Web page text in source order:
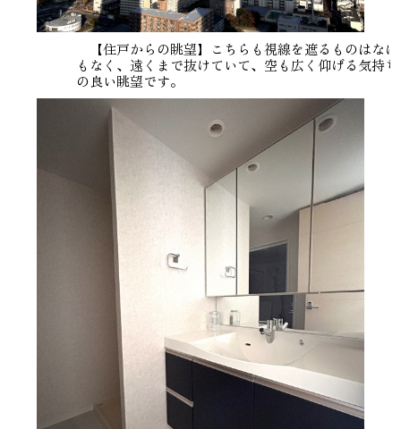
【住戸からの眺望】こちらも視線を遮るものはなに
もなく、遠くまで抜けていて、空も広く仰げる気持ち
の良い眺望です。